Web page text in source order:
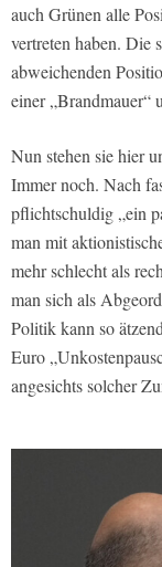
auch Grünen alle
vertreten haben. Die
abweichenden
einer „Brandmauer“
Nun stehen sie hier
Immer noch. Nach
pflichtschuldig „ein
man mit
mehr schlecht als
man sich als
Politik kann so
Euro
angesichts solcher